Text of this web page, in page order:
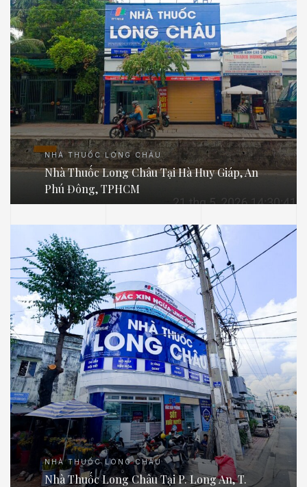
NHÀ THUỐC LONG CHÂU
Nhà Thuốc Long Châu Tại Hà Huy Giáp, An
Phú Đông, TPHCM
NHÀ THUỐC LONG CHÂU
Nhà Thuốc Long Châu Tại P. Long An, T.